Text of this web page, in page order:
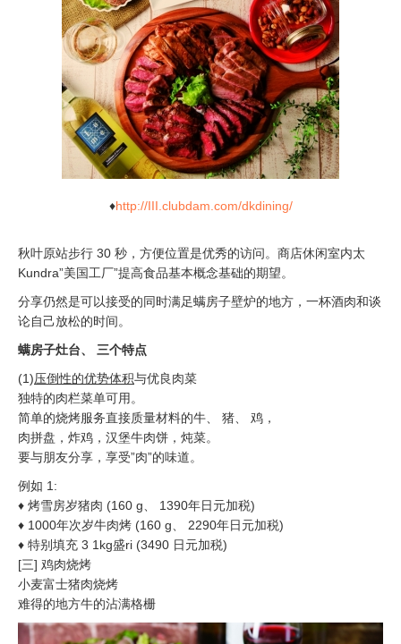
♦http://III.clubdam.com/dkdining/
秋叶原站步行 30 秒，方便位置是优秀的访问。商店休闲室内太
Kundra”美国工厂”提高食品基本概念基础的期望。
分享仍然是可以接受的同时满足螨房子壁炉的地方，一杯酒肉和谈
论自己放松的时间。
螨房子灶台、 三个特点
(1)压倒性的优势体积与优良肉菜
独特的肉栏菜单可用。
简单的烧烤服务直接质量材料的牛、 猪、 鸡，
肉拼盘，炸鸡，汉堡牛肉饼，炖菜。
要与朋友分享，享受”肉”的味道。
例如 1:
♦ 烤雪房岁猪肉 (160 g、 1390年日元加税)
♦ 1000年次岁牛肉烤 (160 g、 2290年日元加税)
♦ 特别填充 3 1kg盛ri (3490 日元加税)
[三] 鸡肉烧烤
小麦富士猪肉烧烤
难得的地方牛的沾满格栅